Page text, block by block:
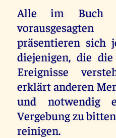
Alle im Buch
vorausgesagten
präsentieren sich
diejenigen, die
Ereignisse
erklärt anderen
und notwendig
Vergebung zu
reinigen.